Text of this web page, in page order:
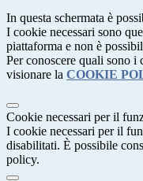
In questa schermata è
I cookie necessari sono
piattaforma e non è
Per conoscere quali sono i
visionare la COOKIE
Cookie necessari per il
I cookie necessari per il
disabilitati. È possibile
policy.